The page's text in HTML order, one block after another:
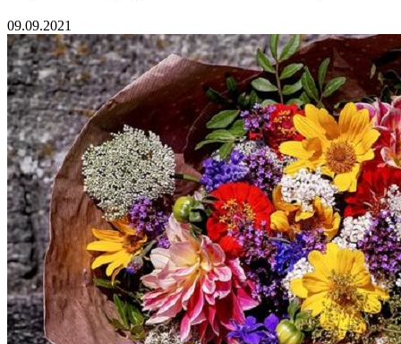
09.09.2021